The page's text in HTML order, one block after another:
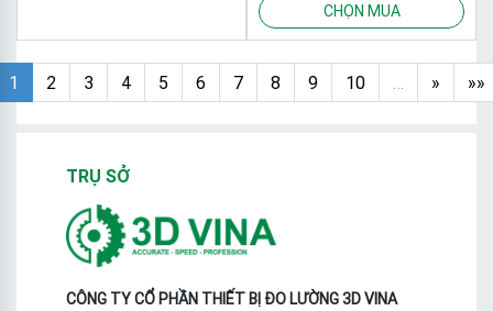
CHỌN MUA
1 2 3 4 5 6 7 8 9 10 … » »»
TRỤ SỞ
CÔNG TY CỔ PHẦN THIẾT BỊ ĐO LƯỜNG 3D VINA